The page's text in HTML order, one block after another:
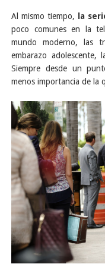
Al mismo tiempo, la
poco comunes en la
mundo moderno, las
embarazo adolescente,
Siempre desde un
menos importancia de la